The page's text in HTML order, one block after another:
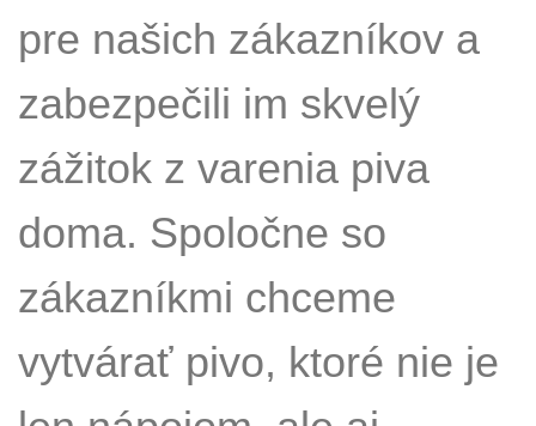
pre našich zákazníkov a
zabezpečili im skvelý
zážitok z varenia piva
doma. Spoločne so
zákazníkmi chceme
vytvárať pivo, ktoré nie je